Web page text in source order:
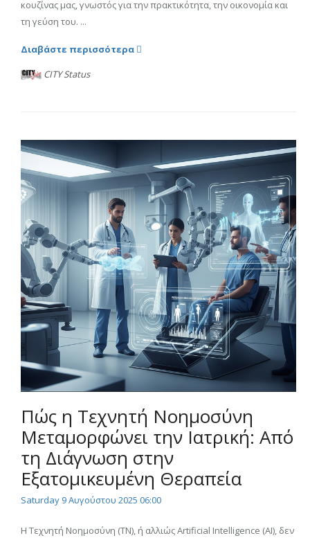
κουζίνας μας, γνωστός για την πρακτικότητα, την οικονομία και
τη γεύση του. ...
Διαβάστε περισσότερα
CITY Status
Πώς η Τεχνητή Νοημοσύνη
Μεταμορφώνει την Ιατρική: Από
τη Διάγνωση στην
Εξατομικευμένη Θεραπεία
Saturday 9 Αυγούστου 2025 06:00
Η Τεχνητή Νοημοσύνη (ΤΝ), ή αλλιώς Artificial Intelligence (AI), δεν